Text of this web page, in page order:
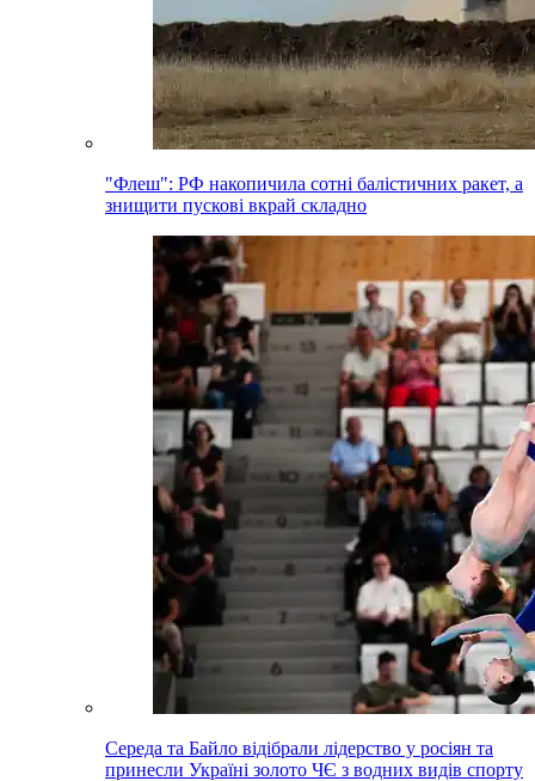
"Флеш": РФ накопичила сотні балістичних ракет, а
знищити пускові вкрай складно
Середа та Байло відібрали лідерство у росіян та
принесли Україні золото ЧЄ з водних видів спорту